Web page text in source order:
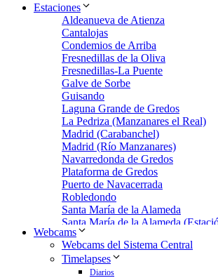
Estaciones
Aldeanueva de Atienza
Cantalojas
Condemios de Arriba
Fresnedillas de la Oliva
Fresnedillas-La Puente
Galve de Sorbe
Guisando
Laguna Grande de Gredos
La Pedriza (Manzanares el Real)
Madrid (Carabanchel)
Madrid (Río Manzanares)
Navarredonda de Gredos
Plataforma de Gredos
Puerto de Navacerrada
Robledondo
Santa María de la Alameda
Santa María de la Alameda
Zarzalejo
Zarzalejo Estación
Zarzalejo-Machotas
Webcams
Webcams del Sistema Central
Timelapses
Diarios